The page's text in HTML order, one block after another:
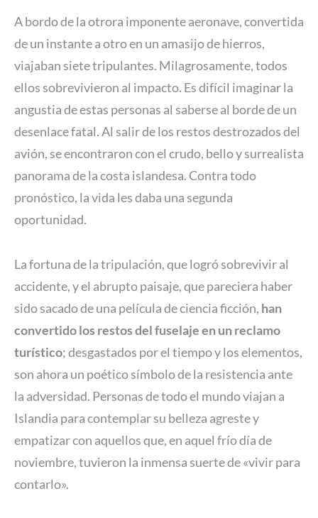
A bordo de la otrora imponente aeronave, convertida
de un instante a otro en un amasijo de hierros,
viajaban siete tripulantes. Milagrosamente, todos
ellos sobrevivieron al impacto. Es difícil imaginar la
angustia de estas personas al saberse al borde de un
desenlace fatal. Al salir de los restos destrozados del
avión, se encontraron con el crudo, bello y surrealista
panorama de la costa islandesa. Contra todo
pronóstico, la vida les daba una segunda
oportunidad.
La fortuna de la tripulación, que logró sobrevivir al
accidente, y el abrupto paisaje, que pareciera haber
sido sacado de una película de ciencia ficción, han
convertido los restos del fuselaje en un reclamo
turístico; desgastados por el tiempo y los elementos,
son ahora un poético símbolo de la resistencia ante
la adversidad. Personas de todo el mundo viajan a
Islandia para contemplar su belleza agreste y
empatizar con aquellos que, en aquel frío día de
noviembre, tuvieron la inmensa suerte de «vivir para
contarlo».